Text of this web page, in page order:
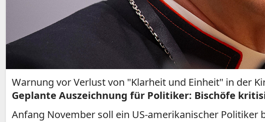
Warnung vor Verlust von "Klarheit und Einheit" in der
Geplante Auszeichnung für Politiker: Bischöfe
Anfang November soll ein US-amerikanischer Politiker